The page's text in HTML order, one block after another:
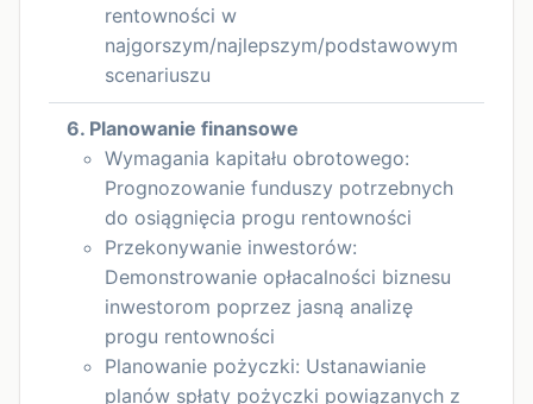
rentowności w
najgorszym/najlepszym/podstawowym
scenariuszu
6. Planowanie finansowe
Wymagania kapitału obrotowego:
Prognozowanie funduszy potrzebnych
do osiągnięcia progu rentowności
Przekonywanie inwestorów:
Demonstrowanie opłacalności biznesu
inwestorom poprzez jasną analizę
progu rentowności
Planowanie pożyczki: Ustanawianie
planów spłaty pożyczki powiązanych z